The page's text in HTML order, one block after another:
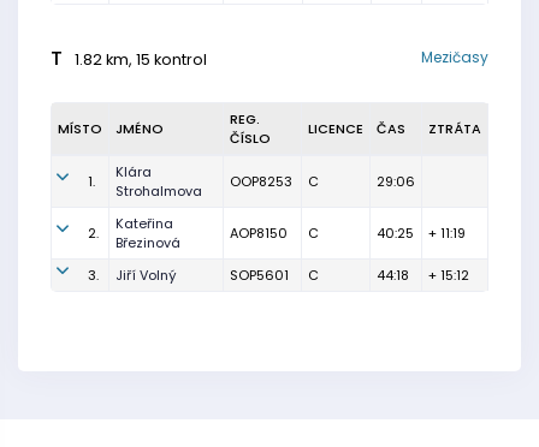
T 1.82 km, 15 kontrol Mezičasy
MÍSTO JMÉNO
REG.
ČÍSLO
LICENCE ČAS ZTRÁTA
1.
Klára
Strohalmova
OOP8253 C 29:06
2.
Kateřina
Březinová
AOP8150 C 40:25 + 11:19
3. Jiří Volný SOP5601 C 44:18 + 15:12